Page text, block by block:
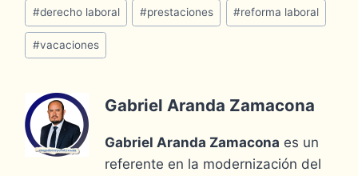
#derecho laboral #prestaciones #reforma laboral
#vacaciones
Gabriel Aranda Zamacona
Gabriel Aranda Zamacona es un
referente en la modernización del